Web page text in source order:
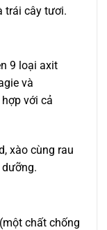
trái cây tươi.
9 loại axit
và
với cả
xào cùng rau
chất chống